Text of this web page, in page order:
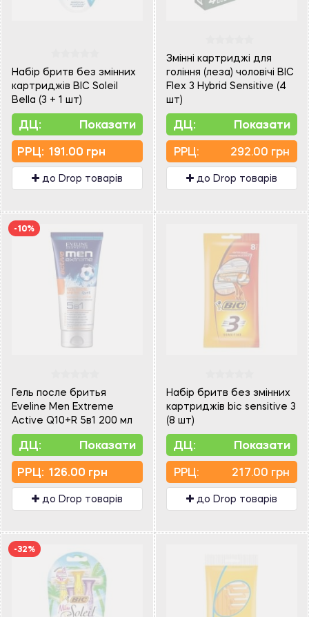
Набір бритв без змінних
картриджів BIC Soleil
Bella (3 + 1 шт)
ДЦ: Показати
PPЦ: 191.00 грн
до Drop товарів
Змінні картриджі для
гоління (леза) чоловічі BIC
Flex 3 Hybrid Sensitive (4
шт)
ДЦ: Показати
PPЦ: 292.00 грн
до Drop товарів
-10%
Гель после бритья
Eveline Men Extreme
Active Q10+R 5в1 200 мл
ДЦ: Показати
PPЦ: 126.00 грн
до Drop товарів
Набір бритв без змінних
картриджів bic sensitive 3
(8 шт)
ДЦ: Показати
PPЦ: 217.00 грн
до Drop товарів
-32%